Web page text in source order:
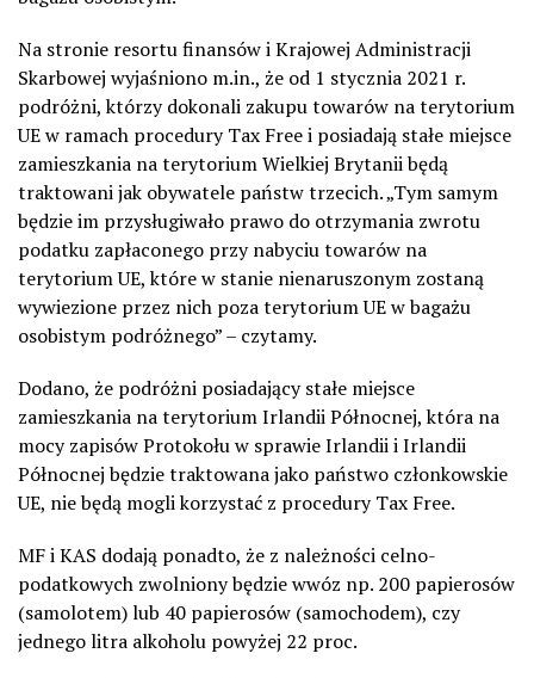
Na stronie resortu finansów i Krajowej Administracji
Skarbowej wyjaśniono m.in., że od 1 stycznia 2021 r.
podróżni, którzy dokonali zakupu towarów na terytorium
UE w ramach procedury Tax Free i posiadają stałe miejsce
zamieszkania na terytorium Wielkiej Brytanii będą
traktowani jak obywatele państw trzecich. „Tym samym
będzie im przysługiwało prawo do otrzymania zwrotu
podatku zapłaconego przy nabyciu towarów na
terytorium UE, które w stanie nienaruszonym zostaną
wywiezione przez nich poza terytorium UE w bagażu
osobistym podróżnego” – czytamy.
Dodano, że podróżni posiadający stałe miejsce
zamieszkania na terytorium Irlandii Północnej, która na
mocy zapisów Protokołu w sprawie Irlandii i Irlandii
Północnej będzie traktowana jako państwo członkowskie
UE, nie będą mogli korzystać z procedury Tax Free.
MF i KAS dodają ponadto, że z należności celno-
podatkowych zwolniony będzie wwóz np. 200 papierosów
(samolotem) lub 40 papierosów (samochodem), czy
jednego litra alkoholu powyżej 22 proc.